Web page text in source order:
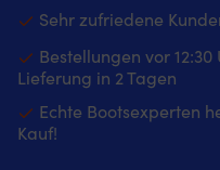
Sehr zufriedene
Bestellungen vor
Lieferung in 2 Tagen
Echte Bootsexperten
Kauf!